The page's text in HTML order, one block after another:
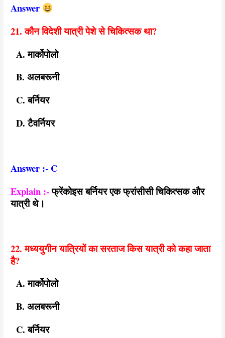
Answer
21. कौन विदेशी यात्री पेशे से चिकित्सक था?
A. मार्कोपोलो
B. अलबरूनी
C. बर्नियर
D. टैवर्नियर
Answer :- C
Explain :-फ्रेंकोइस बर्नियर एक फ्रांसीसी चिकित्सक और
यात्री थे।
22. मध्ययुगीन यात्रियों का सरताज किस यात्री को कहा जाता
है?
A. मार्कोपोलो
B. अलबरूनी
C. बर्नियर